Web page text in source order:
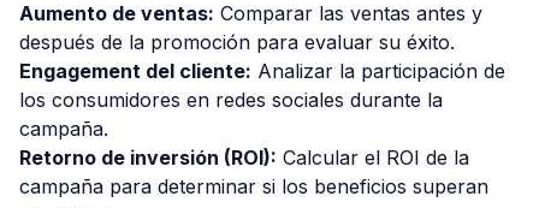
Aumento de ventas: Comparar las ventas antes y
después de la promoción para evaluar su éxito.
Engagement del cliente: Analizar la participación de
los consumidores en redes sociales durante la
campaña.
Retorno de inversión (ROI): Calcular el ROI de la
campaña para determinar si los beneficios superan